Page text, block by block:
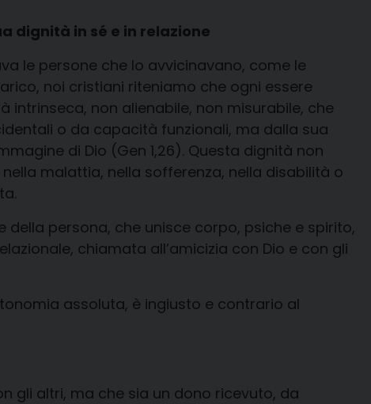
dignità in sé e in relazione
le persone che lo avvicinavano, come le
, noi cristiani riteniamo che ogni essere
intrinseca, non alienabile, non misurabile, che
o da capacità funzionali, ma dalla sua
di Dio (Gen 1,26). Questa dignità non
malattia, nella sofferenza, nella disabilità o
della persona, che unisce corpo, psiche e spirito,
chiamata all’amicizia con Dio e con gli
assoluta, è ingiusto e contrario al
gli altri, ma che sia un dono ricevuto, da